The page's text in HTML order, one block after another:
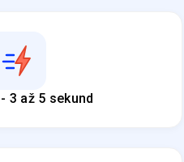
3 až 5 sekund